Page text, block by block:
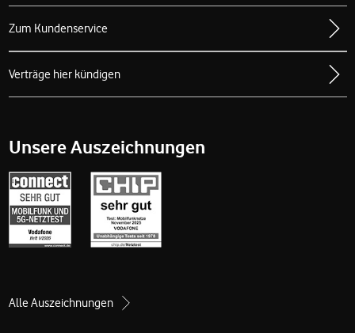
Zum Kundenservice
Verträge hier kündigen
Unsere Auszeichnungen
Alle Auszeichnungen